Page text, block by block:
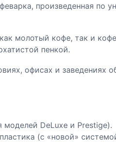
произведенная по
молотый кофе, так и
пенкой.
офисах и заведениях
DeLuxe и Prestige).
(с «новой»